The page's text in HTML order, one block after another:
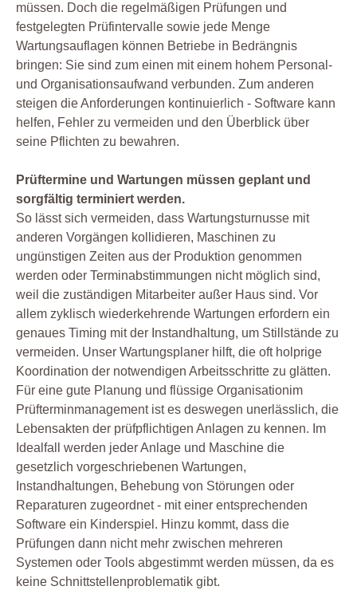
müssen. Doch die regelmäßigen Prüfungen und
festgelegten Prüfintervalle sowie jede Menge
Wartungsauflagen können Betriebe in Bedrängnis
bringen: Sie sind zum einen mit einem hohem Personal-
und Organisationsaufwand verbunden. Zum anderen
steigen die Anforderungen kontinuierlich - Software kann
helfen, Fehler zu vermeiden und den Überblick über
seine Pflichten zu bewahren.
Prüftermine und Wartungen müssen geplant und
sorgfältig terminiert werden.
So lässt sich vermeiden, dass Wartungsturnusse mit
anderen Vorgängen kollidieren, Maschinen zu
ungünstigen Zeiten aus der Produktion genommen
werden oder Terminabstimmungen nicht möglich sind,
weil die zuständigen Mitarbeiter außer Haus sind. Vor
allem zyklisch wiederkehrende Wartungen erfordern ein
genaues Timing mit der Instandhaltung, um Stillstände zu
vermeiden. Unser Wartungsplaner hilft, die oft holprige
Koordination der notwendigen Arbeitsschritte zu glätten.
Für eine gute Planung und flüssige Organisationim
Prüfterminmanagement ist es deswegen unerlässlich, die
Lebensakten der prüfpflichtigen Anlagen zu kennen. Im
Idealfall werden jeder Anlage und Maschine die
gesetzlich vorgeschriebenen Wartungen,
Instandhaltungen, Behebung von Störungen oder
Reparaturen zugeordnet - mit einer entsprechenden
Software ein Kinderspiel. Hinzu kommt, dass die
Prüfungen dann nicht mehr zwischen mehreren
Systemen oder Tools abgestimmt werden müssen, da es
keine Schnittstellenproblematik gibt.